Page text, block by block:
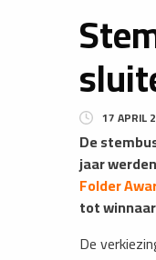
17 APRIL
De
jaar
Folder
tot
De